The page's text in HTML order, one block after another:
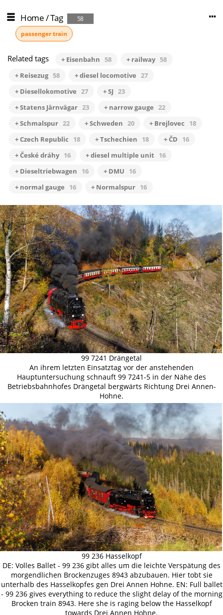
Home/Tag
58
passenger train
Related tags + Eisenbahn 58 + railway 58
+ Reisezug 58 + diesel locomotive 27
+ Diesellokomotive 27 + SJ 23
+ Statens Järnvägar 23 + narrow gauge 22
+ Schmalspur 22 + Schweden 20 + Brejlovec
18
+ Czech Republic
18 + Tschechien 18 + ČD
16
+ České dráhy 16 + diesel multiple unit
16
+ Dieseltriebwagen
16 + DMU
16
+ normal gauge
16 + Normalspur 16
99 7241 Drängetal
An ihrem letzten Einsatztag vor der anstehenden
Hauptuntersuchung schnauft 99 7241-5 in der Nähe des
Betriebsbahnhofes Drängetal bergwärts Richtung Drei Annen-
Hohne.
99 236 Hasselkopf
DE: Volles Ballet - 99 236 gibt alles um die leichte Verspätung des
morgendlichen Brockenzuges 8943 abzubauen. Hier tobt sie
unterhalb des Hasselkopfes gen Drei Annen Hohne. EN: Full ballet
- 99 236 gives everything to reduce the slight delay of the morning
Brocken train 8943. Here she is raging below the Hasselkopf
towards Drei Annen Hohne.